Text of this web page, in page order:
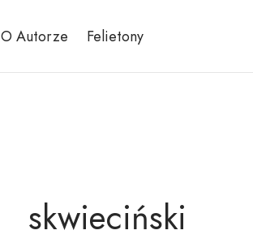
O Autorze Felietony
skwieciński